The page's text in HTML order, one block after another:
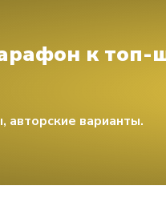
к топ-
авторские варианты.